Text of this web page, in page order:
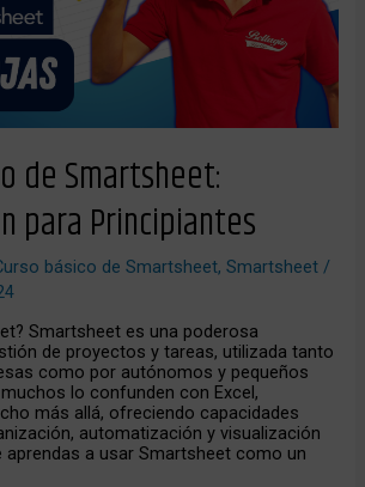
de Smartsheet:
para Principiantes
básico de Smartsheet,Smartsheet /
Smartsheet es una poderosa
de proyectos y tareas, utilizada tanto
como por autónomos y pequeños
lo confunden con Excel,
más allá, ofreciendo capacidades
automatización y visualización
aprendas a usar Smartsheet como un